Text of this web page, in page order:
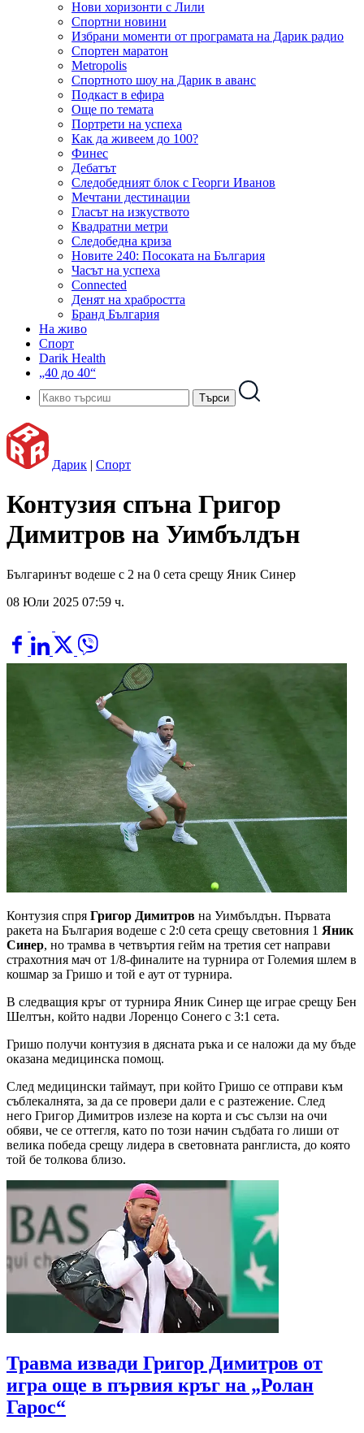
Нови хоризонти с Лили
Спортни новини
Избрани моменти от програмата на Дарик радио
Спортен маратон
Metropolis
Спортното шоу на Дарик в аванс
Подкаст в ефира
Още по темата
Портрети на успеха
Как да живеем до 100?
Финес
Дебатът
Следобедният блок с Георги Иванов
Мечтани дестинации
Гласът на изкуството
Квадратни метри
Следобедна криза
Новите 240: Посоката на България
Часът на успеха
Connected
Денят на храбростта
Бранд България
На живо
Спорт
Darik Health
„40 до 40“
Дарик | Спорт
Контузия спъна Григор
Димитров на Уимбълдън
Българинът водеше с 2 на 0 сета срещу Яник Синер
08 Юли 2025 07:59 ч.
Контузия спря Григор Димитров на Уимбълдън. Първата
ракета на България водеше с 2:0 сета срещу световния 1 Яник
Синер, но трамва в четвъртия гейм на третия сет направи
страхотния мач от 1/8-финалите на турнира от Големия шлем в
кошмар за Гришо и той е аут от турнира.
В следващия кръг от турнира Яник Синер ще играе срещу Бен
Шелтън, който надви Лоренцо Сонего с 3:1 сета.
Гришо получи контузия в дясната ръка и се наложи да му бъде
оказана медицинска помощ.
След медицински таймаут, при който Гришо се отправи към
съблекалнята, за да се провери дали е с разтежение. След
него Григор Димитров излезе на корта и със сълзи на очи
обяви, че се оттегля, като по този начин съдбата го лиши от
велика победа срещу лидера в световната ранглиста, до която
той бе толкова близо.
Травма извади Григор Димитров от
игра още в първия кръг на „Ролан
Гарос“